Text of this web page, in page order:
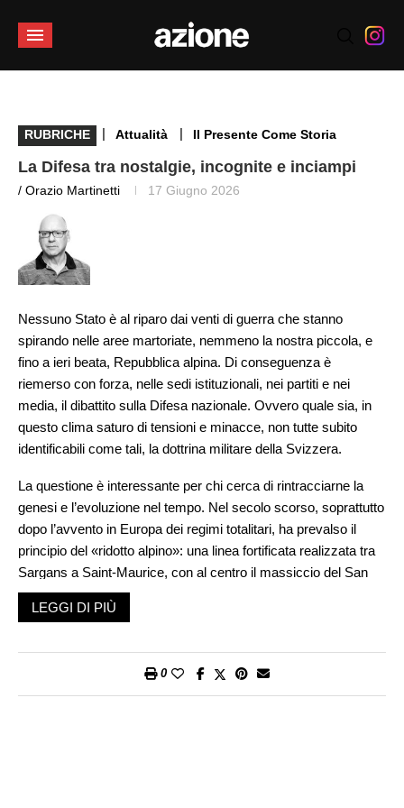
RUBRICHE | Attualità | Il Presente Come Storia
La Difesa tra nostalgie, incognite e inciampi
/ Orazio Martinetti 17 Giugno 2026
Nessuno Stato è al riparo dai venti di guerra che stanno
spirando nelle aree martoriate, nemmeno la nostra piccola, e
fino a ieri beata, Repubblica alpina. Di conseguenza è
riemerso con forza, nelle sedi istituzionali, nei partiti e nei
media, il dibattito sulla Difesa nazionale. Ovvero quale sia, in
questo clima saturo di tensioni e minacce, non tutte subito
identificabili come tali, la dottrina militare della Svizzera.
La questione è interessante per chi cerca di rintracciarne la
genesi e l’evoluzione nel tempo. Nel secolo scorso, soprattutto
dopo l’avvento in Europa dei regimi totalitari, ha prevalso il
principio del «ridotto alpino»: una linea fortificata realizzata tra
Sargans a Saint-Maurice, con al centro il massiccio del San
Gottardo. L’ispirazione proveniva dall’architettura militare
medievale, come si legge in un opuscolo sul «réduit national»
della roccaforte ed il mastio quello dell’intero castello». C’era
LEGGI DI PIÙ
0